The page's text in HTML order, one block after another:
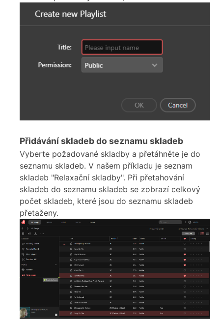
Přidávání skladeb do seznamu skladeb
Vyberte požadované skladby a přetáhněte je do
seznamu skladeb. V našem příkladu je seznam
skladeb "Relaxační skladby". Při přetahování
skladeb do seznamu skladeb se zobrazí celkový
počet skladeb, které jsou do seznamu skladeb
přetaženy.